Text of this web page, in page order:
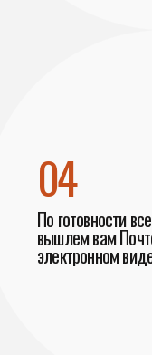
04
По готовности
вышлем вам
электронном